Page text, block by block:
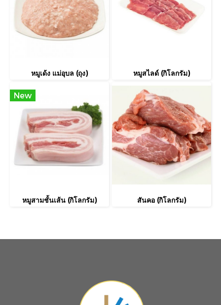
หมูเด้ง แม่อุบล (ถุง) หมูสไลด์ (กิโลกรัม)
New
หมูสามชั้นเส้น (กิโลกรัม) สันคอ (กิโลกรัม)